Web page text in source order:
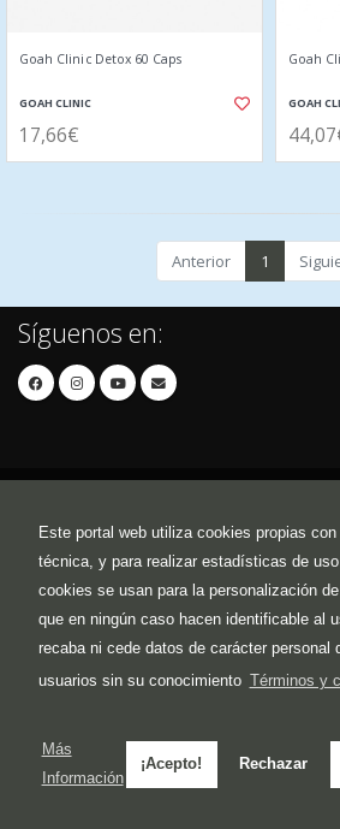
Este portal web utiliza cookies propias con
técnica, y para realizar estadísticas de
cookies se usan para la personalización
que en ningún caso hacen identificable al
recaba ni cede datos de carácter personal
usuarios sin su conocimiento Términos y
Más
Información
¡Acepto! Rechazar
Goah Clinic Detox 60 Caps
GOAH CLINIC
17,66€
Goah
GOAH
Anterior 1
Síguenos en:
Contacto Aviso Legal
Política de envíos
Política de devolución